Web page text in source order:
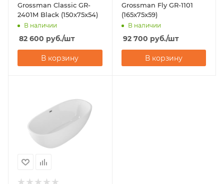
Grossman Classic GR-
2401M Black (150x75x54)
В наличии
82 600 руб./шт
В корзину
Grossman Fly GR-1101
(165x75x59)
В наличии
92 700 руб./шт
В корзину